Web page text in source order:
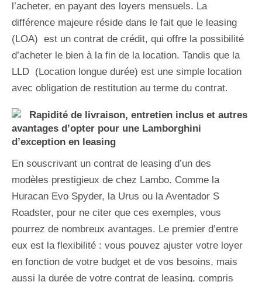
l’acheter, en payant des loyers mensuels. La
différence majeure réside dans le fait que le leasing
(LOA) est un contrat de crédit, qui offre la possibilité
d’acheter le bien à la fin de la location. Tandis que la
LLD (Location longue durée) est une simple location
avec obligation de restitution au terme du contrat.
Rapidité de livraison, entretien inclus et autres
avantages d’opter pour une Lamborghini
d’exception en leasing
En souscrivant un contrat de leasing d’un des
modèles prestigieux de chez Lambo. Comme la
Huracan Evo Spyder, la Urus ou la Aventador S
Roadster, pour ne citer que ces exemples, vous
pourrez de nombreux avantages. Le premier d’entre
eux est la flexibilité : vous pouvez ajuster votre loyer
en fonction de votre budget et de vos besoins, mais
aussi la durée de votre contrat de leasing, compris